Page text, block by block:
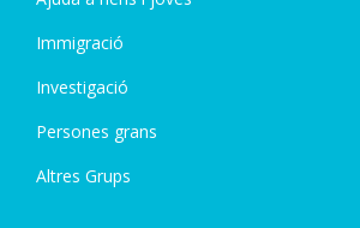
Immigració
Investigació
Persones grans
Altres Grups